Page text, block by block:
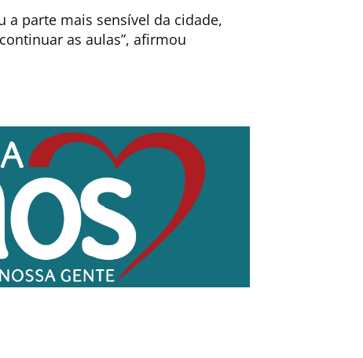
a parte mais sensível da cidade,
as aulas”, afirmou